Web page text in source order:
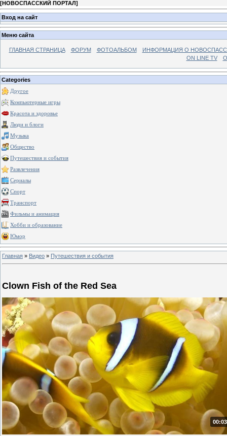
[НОВОСПАССКИЙ ПОРТАЛ]
Вход на сайт
Меню сайта
ГЛАВНАЯ СТРАНИЦА ФОРУМ ФОТОАЛЬБОМ
ИНФОРМАЦИЯ О
ON LINE TV
Categories
Другое
Компьютерные игры
Красота и здоровье
Люди и блоги
Музыка
Общество
Путешествия и события
Развлечения
Сериалы
Спорт
Транспорт
Фильмы и анимация
Хобби и образование
Юмор
Главная » Видео » Путешествия и события
Clown Fish of the Red Sea